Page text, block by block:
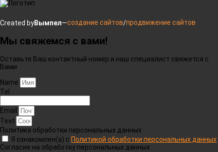
Created byВымпел—создание сайтов/продвижение сайтов
Мы свяжемся с вами!
Оставьте Ваш контактный номер и наш специалист свяжется с
Вами
Name
Tel
Email
Text
Политика обработки персональных данных
Я ознакомлен(а) с Политикой обработки персональных данных
Согласие на обработку персональных данных